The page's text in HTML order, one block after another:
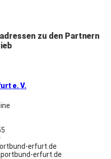
zu den Partnern
e. V.
erfurt.de
erfurt.de